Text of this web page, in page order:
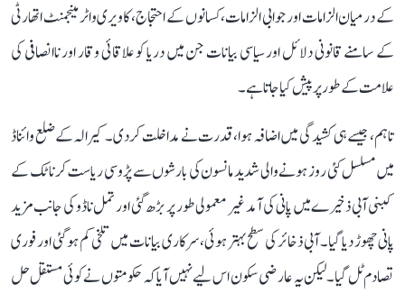
کے درمیان الزامات اور جوابی الزامات، کسانوں کے احتجاج، کاویری واٹر مینجمنٹ اتھارٹی
کے سامنے قانونی دلائل اور سیاسی بیانات جن میں دریا کو علاقائی وقار اور ناانصافی کی
علامت کے طور پر پیش کیا جاتا ہے۔
تاہم، جیسے ہی کشیدگی میں اضافہ ہوا، قدرت نے مداخلت کر دی۔ کیرالہ کے ضلع وائناڈ
میں مسلسل کئی روز ہونے والی شدید مانسون کی بارشوں سے پڑوسی ریاست کرناٹک کے
کبنی آبی ذخیرے میں پانی کی آمد غیر معمولی طور پر بڑھ گئی اور تمل ناڈو کی جانب مزید
پانی چھوڑ دیا گیا۔ آبی ذخائر کی سطح بہتر ہوئی، سرکاری بیانات میں تلخی کم ہو گئی اور فوری
تصادم ٹل گیا۔ لیکن یہ عارضی سکون اس لیے نہیں آیا کہ حکومتوں نے کوئی مستقل حل